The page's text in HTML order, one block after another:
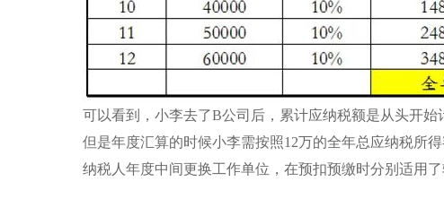
可以看到，小李去了B公司后，累计应纳税额是从头开始
但是年度汇算的时候小李需按照12万的全年总应纳税所
纳税人年度中间更换工作单位，在预扣预缴时分别适用